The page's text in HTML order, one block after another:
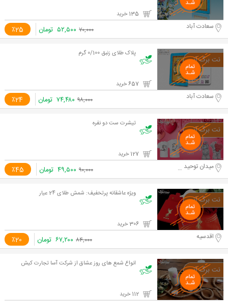
٪25 سعادت آباد ۷۰,۰۰۰ ۵۲,۵۰۰ تومان
پلاک طلای زنبق 0/100 گرم
٪24 سعادت آباد ۹۸,۰۰۰ ۷۴,۴۸۰ تومان
تیشرت ست دو نفره
٪45 میدان توحید - تهران ۹۰,۰۰۰ ۴۹,۵۰۰ تومان
ویژه عاشقانه پرتخفیف: شمش طلای 24 عیار
٪20 اقدسیه ۸۴,۰۰۰ ۶۷,۲۰۰ تومان
انواع شمع های روز عشاق از شرکت آسا تجارت کیش